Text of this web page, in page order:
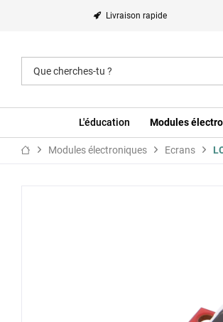
Livraison rapide
L'éducation Modules
Modules électroniques Ecrans